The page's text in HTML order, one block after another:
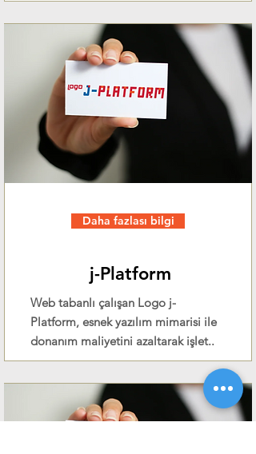
Daha fazlası bilgi
j-Platform
Web tabanlı çalışan Logo j-
Platform, esnek yazılım mimarisi ile
donanım maliyetini azaltarak işlet..